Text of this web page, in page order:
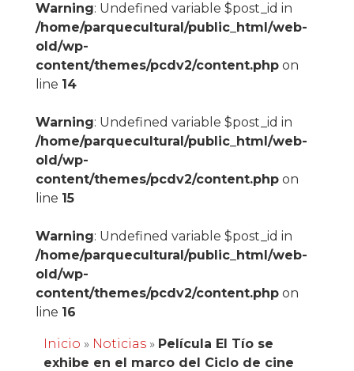
Warning: Undefined variable $post_id in
/home/parquecultural/public_html/web-
old/wp-
content/themes/pcdv2/content.phpon
line 14
Warning: Undefined variable $post_id in
/home/parquecultural/public_html/web-
old/wp-
content/themes/pcdv2/content.phpon
line 15
Warning: Undefined variable $post_id in
/home/parquecultural/public_html/web-
old/wp-
content/themes/pcdv2/content.phpon
line 16
Inicio » Noticias» Película El Tío se
exhibe en el marco del Ciclo de cine